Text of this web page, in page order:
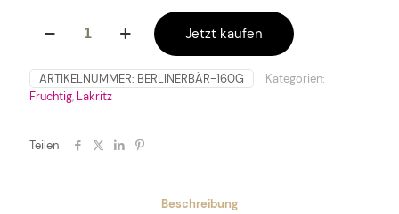
Bär
Menge
Jetzt kaufen
ARTIKELNUMMER: BERLINERBÄR-160G
Kategorien:
Fruchtig, Lakritz
Teilen
Beschreibung